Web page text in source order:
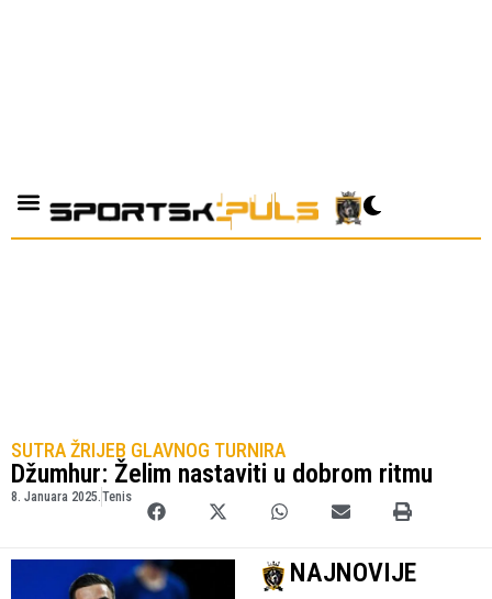
SUTRA ŽRIJEB GLAVNOG TURNIRA
Džumhur: Želim nastaviti u dobrom ritmu
8. Januara 2025. Tenis
NAJNOVIJE